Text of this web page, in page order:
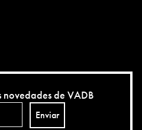
novedades de VADB
Enviar